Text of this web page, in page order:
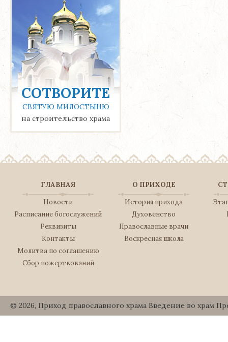
СОТВОРИТЕ
СВЯТУЮ МИЛОСТЫНЮ
на строительство храма
ГЛАВНАЯ
Новости
Расписание богослужений
Реквизиты
Контакты
Молитва по соглашению
Сбор пожертвований
О ПРИХОДЕ
История прихода
Духовенство
Православные врачи
Воскресная школа
© 2026, Приход православного храма Введение во храм